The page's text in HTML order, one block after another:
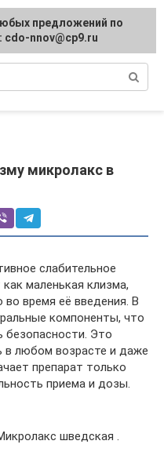
микролакс в
слабительное
маленькая клизма,
время её введения. В
компоненты, что
безопасности. Это
в любом возрасте и даже
препарат только
приема и дозы.
шведская .
предложений по
cdo-nnov@cp9.ru